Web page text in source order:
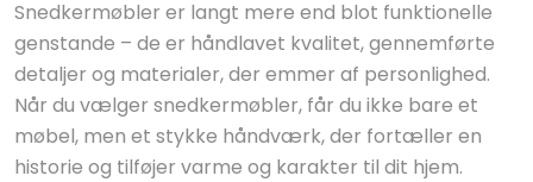
Snedkermøbler er langt mere end blot funktionelle
genstande – de er håndlavet kvalitet, gennemførte
detaljer og materialer, der emmer af personlighed.
Når du vælger snedkermøbler, får du ikke bare et
møbel, men et stykke håndværk, der fortæller en
historie og tilføjer varme og karakter til dit hjem.